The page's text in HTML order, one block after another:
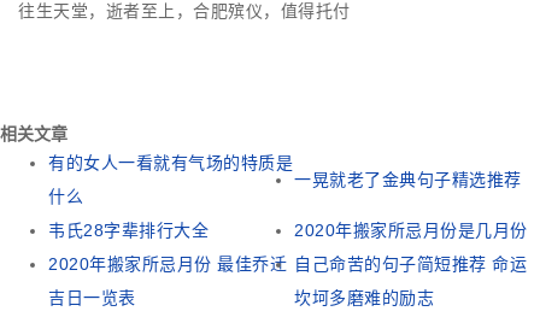
往生天堂，逝者至上，合肥殡仪，值得托付
相关文章
有的女人一看就有气场的特质是
什么
一晃就老了金典句子精选推荐
韦氏28字辈排行大全
2020年搬家所忌月份是几月份
2020年搬家所忌月份 最佳乔迁
吉日一览表
自己命苦的句子简短推荐 命运
坎坷多磨难的励志